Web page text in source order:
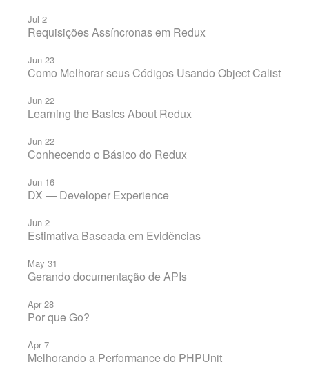
Jul 2
Requisições Assíncronas em Redux
Jun 23
Como Melhorar seus Códigos Usando Object
Jun 22
Learning the Basics About Redux
Jun 22
Conhecendo o Básico do Redux
Jun 16
DX — Developer Experience
Jun 2
Estimativa Baseada em Evidências
May 31
Gerando documentação de APIs
Apr 28
Por que Go?
Apr 7
Melhorando a Performance do PHPUnit